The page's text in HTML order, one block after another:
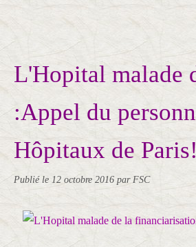
L'Hopital malade
:Appel du
Hôpitaux de Paris!
Publié le 12 octobre 2016 par FSC